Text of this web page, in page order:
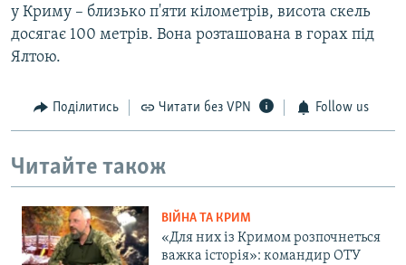
у Криму – близько п'яти кілометрів, висота скель
досягає 100 метрів. Вона розташована в горах під
Ялтою.
Поділитись Читати без VPN Follow us
Читайте також
ВІЙНА ТА КРИМ
«Для них із Кримом розпочнеться
важка історія»: командир ОТУ